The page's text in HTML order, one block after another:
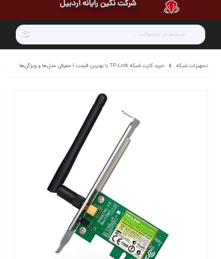
شرکت نگین رایانه اردبیل
تجهیزات شبکه خرید کارت شبکه TP-Link با بهترین قیمت | معرفی مدل‌ها و ویژگی‌ها